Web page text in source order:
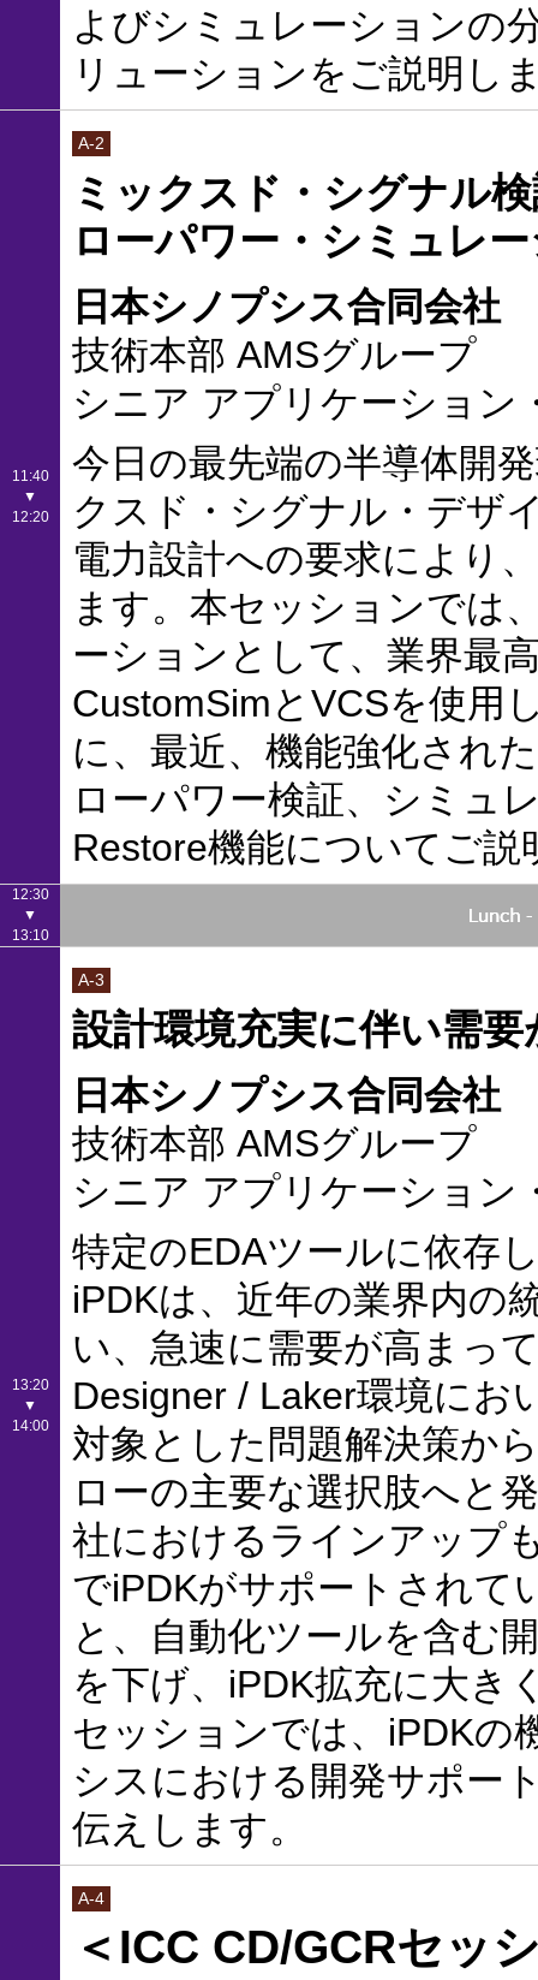
よびシミュレーションの
リューションをご説明し
11:40
▼
12:20
A-2
ミックスド・シグナル
ローパワー・シミュレ
日本シノプシス合同会社
技術本部 AMSグループ
シニア アプリケーショ
今日の最先端の半導体開
クスド・シグナル・デザ
電力設計への要求により
ます。本セッションでは
ーションとして、業界最
CustomSimとVCSを使用
に、最近、機能強化され
ローパワー検証、シミュ
Restore機能についてご説
12:30
▼
13:10
13:20
▼
14:00
A-3
設計環境充実に伴い需
日本シノプシス合同会社
技術本部 AMSグループ
シニア アプリケーショ
特定のEDAツールに依存
iPDKは、近年の業界内の
い、急速に需要が高まっ
Designer / Laker環境にお
対象とした問題解決策か
ローの主要な選択肢へと
社におけるラインアップ
でiPDKがサポートされて
と、自動化ツールを含む
を下げ、iPDK拡充に大き
セッションでは、iPDKの
シスにおける開発サポー
伝えします。
A-4
＜ICC CD/GCRセッ